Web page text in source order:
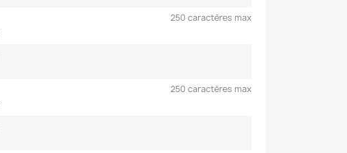
250 caractères max
250 caractères max